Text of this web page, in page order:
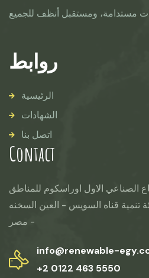
روابط
الرئيسية
الشهادات
اتصل بنا
Contact
ف15:ف19 القطاع الصناعي الاول اوراسكوم للمناطق
تنمية قناه السويس - العين السخنه
- مصر
info@renewable-
+2 0122 463 5550